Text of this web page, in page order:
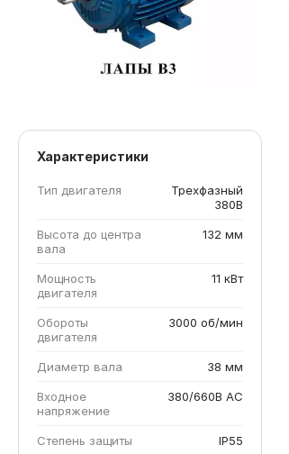
Характеристики
Тип двигателя
Трехфазный
380В
Высота до центра
вала
132 мм
Мощность
двигателя
11 кВт
Обороты
двигателя
3000 об/мин
Диаметр вала 38 мм
Входное
напряжение
380/660В AC
Степень защиты IP55